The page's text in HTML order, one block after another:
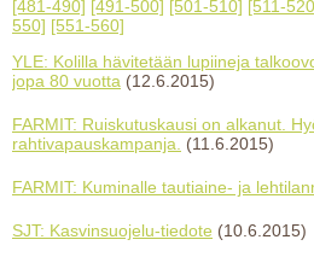
[481-490] [491-500] [501-510] [511-
550] [551-560]
YLE: Kolilla hävitetään lupiineja
jopa 80 vuotta (12.6.2015)
FARMIT: Ruiskutuskausi on alkanut.
rahtivapauskampanja.
(11.6.2015)
FARMIT: Kuminalle tautiaine- ja
SJT: Kasvinsuojelu-tiedote (10.6.2015)